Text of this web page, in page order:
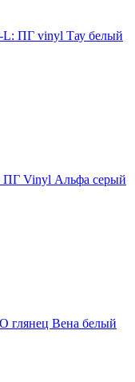
ПГ vinyl Тау белый
Vinyl Альфа серый
Вена белый